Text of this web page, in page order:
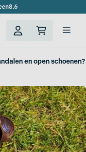
8.6
en open schoenen?